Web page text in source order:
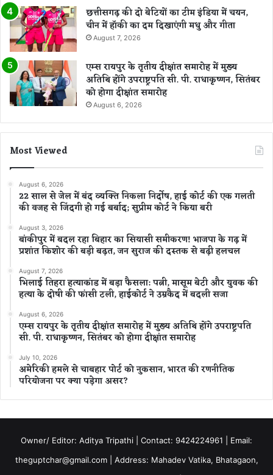
छत्तीसगढ़ की दो बेटियों का टीम इंडिया में चयन,
चीन में हॉकी का दम दिखाएंगी मधु और गीता
August 7, 2026
एम्स रायपुर के तृतीय दीक्षांत समारोह में मुख्य
अतिथि होंगे उपराष्ट्रपति सी. पी. राधाकृष्णन, सितंबर
को होगा दीक्षांत समारोह
August 6, 2026
Most Viewed
August 6, 2026
22 साल से जेल में बंद व्यक्ति निकला निर्दोष, हाई कोर्ट की एक गलती
की वजह से जिंदगी हो गई बर्बाद; सुप्रीम कोर्ट ने किया बरी
August 3, 2026
बांकीपुर में बदल रहा बिहार का सियासी समीकरण! भाजपा के गढ़ में
प्रशांत किशोर की बड़ी बढ़त, जन सुराज की दस्तक से बढ़ी हलचल
August 7, 2026
भिलाई तिहरा हत्याकांड में बड़ा फैसला: पत्नी, मासूम बेटी और युवक की
हत्या के दोषी की फांसी टली, हाईकोर्ट ने उम्रकैद में बदली सजा
August 6, 2026
एम्स रायपुर के तृतीय दीक्षांत समारोह में मुख्य अतिथि होंगे उपराष्ट्रपति
सी. पी. राधाकृष्णन, सितंबर को होगा दीक्षांत समारोह
July 10, 2026
अमेरिकी हमले से चाबहार पोर्ट को नुकसान, भारत की रणनीतिक
परियोजना पर क्या पड़ेगा असर?
Owner/ Editor: Aditya Tripathi | Contact: 9424224961 | Email:
theguptchar@gmail.com | Address: Mahadev Vatika, Bhatagaon,